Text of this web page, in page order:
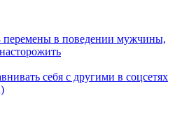
перемены в поведении мужчины,
себя с другими в соцсетях